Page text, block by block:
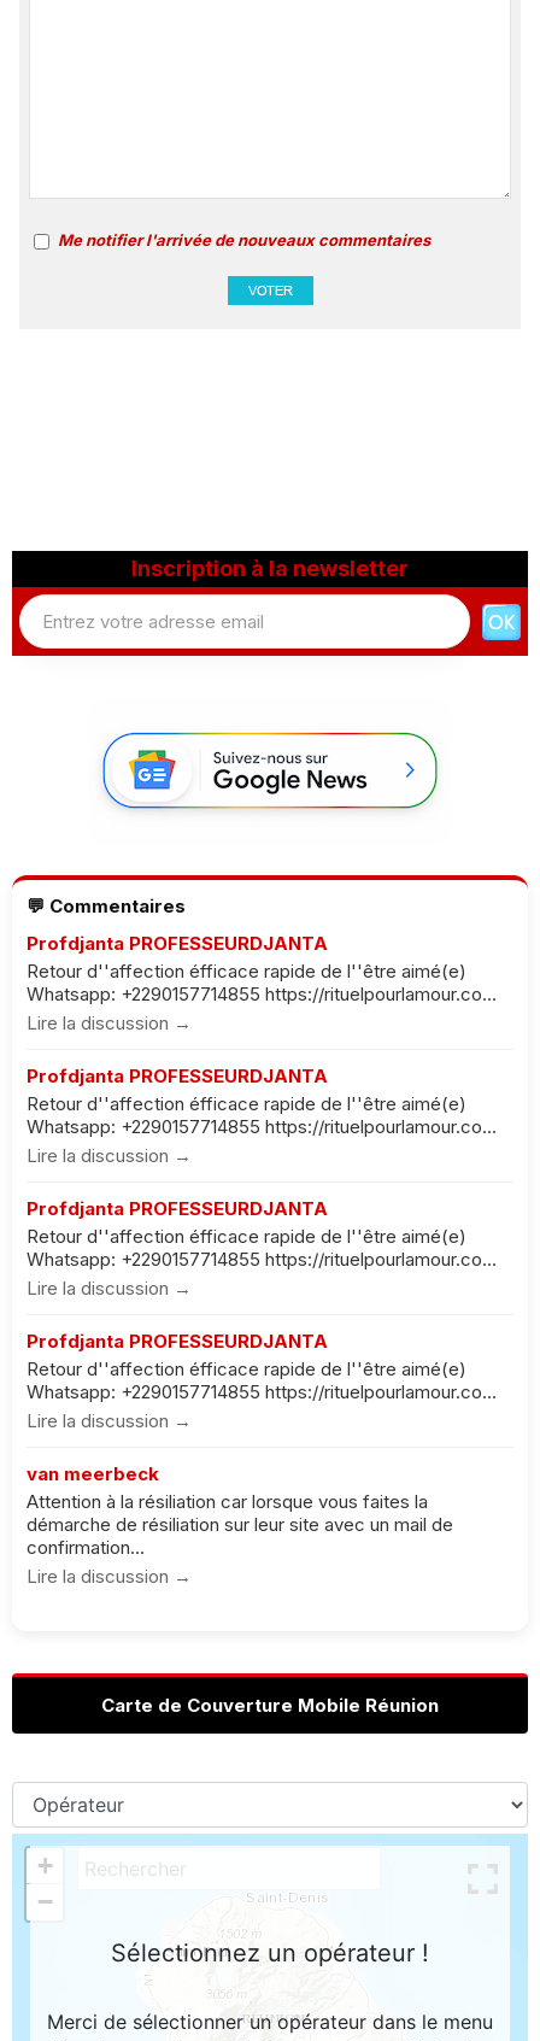
Me notifier l'arrivée de nouveaux commentaires
Inscription à la newsletter
💬 Commentaires
Profdjanta PROFESSEURDJANTA
Retour d''affection éfficace rapide de l''être aimé(e)
Whatsapp: +2290157714855 https://rituelpourlamour.co...
Lire la discussion →
Profdjanta PROFESSEURDJANTA
Retour d''affection éfficace rapide de l''être aimé(e)
Whatsapp: +2290157714855 https://rituelpourlamour.co...
Lire la discussion →
Profdjanta PROFESSEURDJANTA
Retour d''affection éfficace rapide de l''être aimé(e)
Whatsapp: +2290157714855 https://rituelpourlamour.co...
Lire la discussion →
Profdjanta PROFESSEURDJANTA
Retour d''affection éfficace rapide de l''être aimé(e)
Whatsapp: +2290157714855 https://rituelpourlamour.co...
Lire la discussion →
van meerbeck
Attention à la résiliation car lorsque vous faites la
démarche de résiliation sur leur site avec un mail de
confirmation...
Lire la discussion →
Carte de Couverture Mobile Réunion